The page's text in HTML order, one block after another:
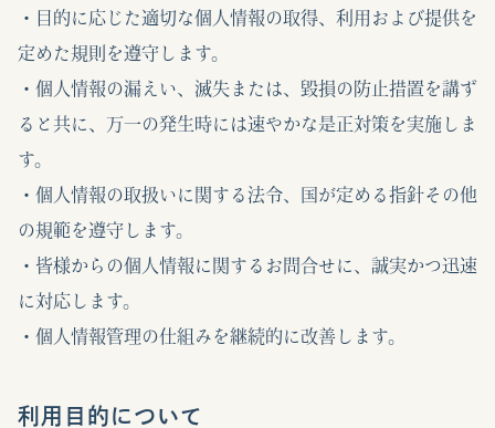
・目的に応じた適切な個人情報の取得、利用および提供を
定めた規則を遵守します。
・個人情報の漏えい、滅失または、毀損の防止措置を講ず
ると共に、万一の発生時には速やかな是正対策を実施しま
す。
・個人情報の取扱いに関する法令、国が定める指針その他
の規範を遵守します。
・皆様からの個人情報に関するお問合せに、誠実かつ迅速
に対応します。
・個人情報管理の仕組みを継続的に改善します。
利用目的について